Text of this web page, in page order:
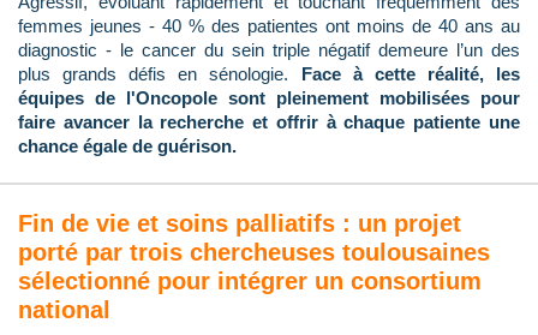
femmes jeunes - 40 % des patientes ont moins de 40 ans au
diagnostic - le cancer du sein triple négatif demeure l’un des
plus grands défis en sénologie. Face à cette réalité, les
équipes de l'Oncopole sont pleinement mobilisées pour
faire avancer la recherche et offrir à chaque patiente une
chance égale de guérison.
Fin de vie et soins palliatifs : un projet
porté par trois chercheuses toulousaines
sélectionné pour intégrer un consortium
national